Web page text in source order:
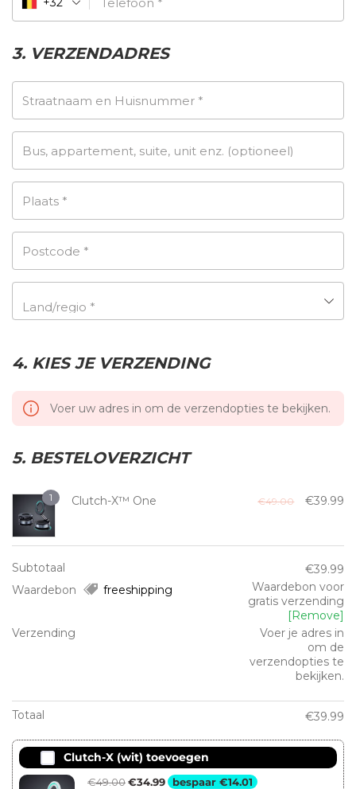
0
4
0
0.
r
s
a
s:
9
4.
0.
5
7.
3. VERZENDADRES
Straatnaam en Huisnummer *
Bus, appartement, suite, unit enz. (optioneel)
Plaats *
Postcode *
Land/regio *
4. KIES JE VERZENDING
Voer uw adres in om de verzendopties te bekijken.
5. BESTELOVERZICHT
1 Clutch-X™ One €49.00 €39.99
Subtotaal €39.99
Waardebon
freeshipping
Waardebon voor
gratis verzending
[Remove]
Verzending
Voer je adres in
om de
verzendopties te
bekijken.
Totaal €39.99
Clutch-X (wit) toevoegen
€49.00Oorspronkelijke
€34.99Huidige
bespaar €14.01